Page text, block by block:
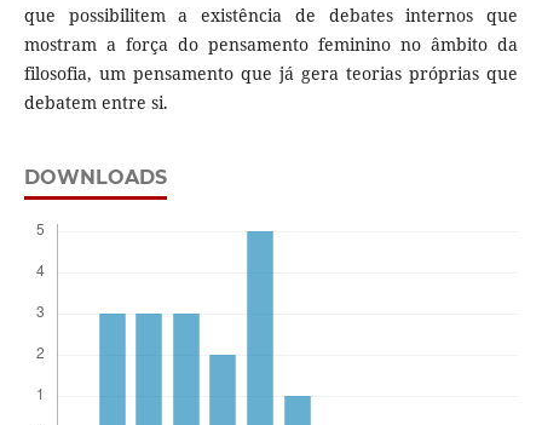
que possibilitem a existência de debates internos que
mostram a força do pensamento feminino no âmbito da
filosofia, um pensamento que já gera teorias próprias que
debatem entre si.
DOWNLOADS